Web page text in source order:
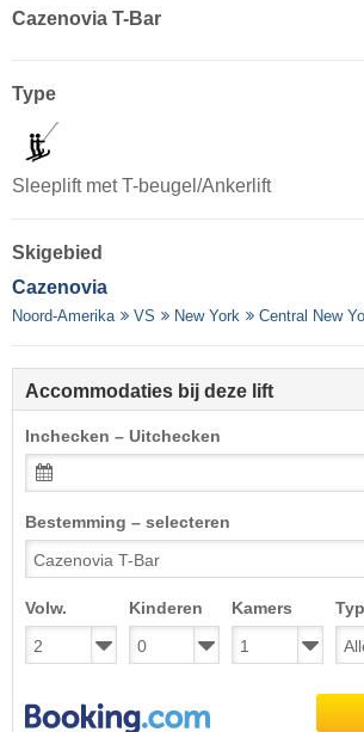
Cazenovia T-Bar
Type
Sleeplift met T-beugel/Ankerlift
Skigebied
Cazenovia
Noord-Amerika VS New York Central New
Accommodaties bij deze lift
Inchecken – Uitchecken
Bestemming – selecteren
Volw. Kinderen Kamers